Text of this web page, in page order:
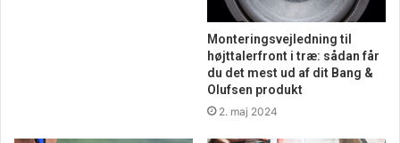
på det store og spændende sortiment, som findes nu på
nettet. Her kan man i den grad vælge imellem markedets
bedste sortiment og finde mange forskellige mærker at
vælge imellem. Tjek derfor det attraktive udvalg ud
allerede i dag og find det bedste produkt, der passer til
Monteringsvejledning til
højttalerfront i træ: sådan får
du det mest ud af dit Bang &
Olufsen produkt
2. maj 2024